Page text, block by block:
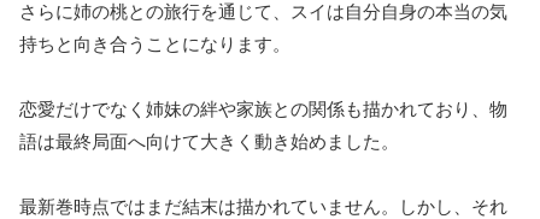
さらに姉の桃との旅行を通じて、スイは自分自身の本当の気
持ちと向き合うことになります。
恋愛だけでなく姉妹の絆や家族との関係も描かれており、物
語は最終局面へ向けて大きく動き始めました。
最新巻時点ではまだ結末は描かれていません。しかし、それ